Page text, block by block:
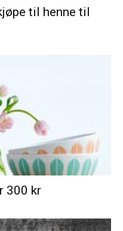
til henne til
300 kr